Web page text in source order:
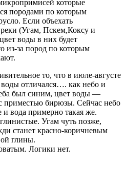
которые
породами по которым
Если объехать
(Угам, Пскем,Коксу и
воды в них будет
из-за пород по которым
то, что в июле-августе
воды отличался…. как небо и
был синим, цвет воды —
приместью бирюзы. Сейчас небо
вода примерно такая же.
Угам чуть позже,
станет красно-коричневым
глины.
Логики нет.